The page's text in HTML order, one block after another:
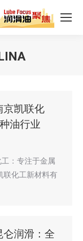
凯联化
油行业
：专注于金属
联化工新材料有
润滑：全